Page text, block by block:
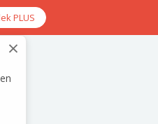
PLUS
×